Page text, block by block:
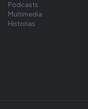
Podcasts
Multimedia
Historias